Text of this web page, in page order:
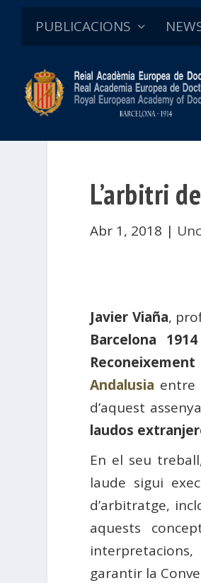
PUBLICACIONS
L’arbitri
Abr 1, 2018 |
Javier Viaña,
Barcelona 1914
Andalusia entre
d’aquest
laudos
En el seu
laude sigui
d’arbitratge,
aquests
garantir la